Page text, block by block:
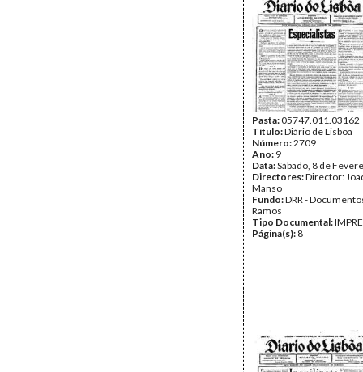
Pasta:05747.011.03162
Título:Diário de Lisboa
Número:2709
Ano: 9
Data:Sábado, 8 de
Directores:Director:
Manso
Fundo:DRR -
Ramos
Tipo Documental:
Página(s): 8